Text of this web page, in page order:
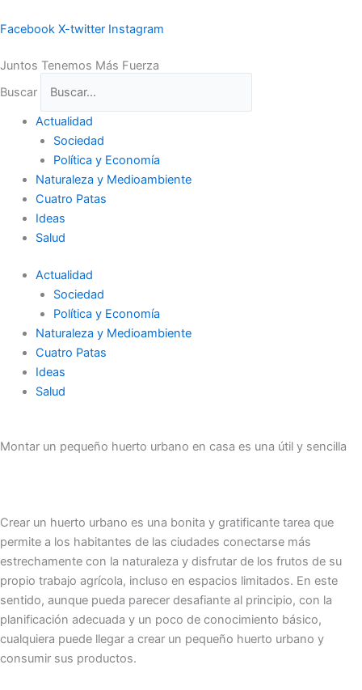
al
Facebook X-twitter Instagram
Juntos Tenemos Más Fuerza
Buscar
Actualidad
Sociedad
Política y Economía
Naturaleza y Medioambiente
Cuatro Patas
Ideas
Salud
Actualidad
Sociedad
Política y Economía
Naturaleza y Medioambiente
Cuatro Patas
Ideas
Salud
Montar un pequeño huerto urbano en casa es una útil y sencilla
Crear un huerto urbano es una bonita y gratificante tarea que
permite a los habitantes de las ciudades conectarse más
estrechamente con la naturaleza y disfrutar de los frutos de su
propio trabajo agrícola, incluso en espacios limitados. En este
sentido, aunque pueda parecer desafiante al principio, con la
planificación adecuada y un poco de conocimiento básico,
cualquiera puede llegar a crear un pequeño huerto urbano y
consumir sus productos.